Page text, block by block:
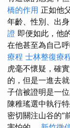
橋的作用 正如他
年齡、性別、出
證 即便如此，他
在他甚至為自己
療程 士林整復療
虎毫不懷疑，確
的，但是一進去
子信被證明是一
陳稚瑤選中執行
密切關注山谷的“